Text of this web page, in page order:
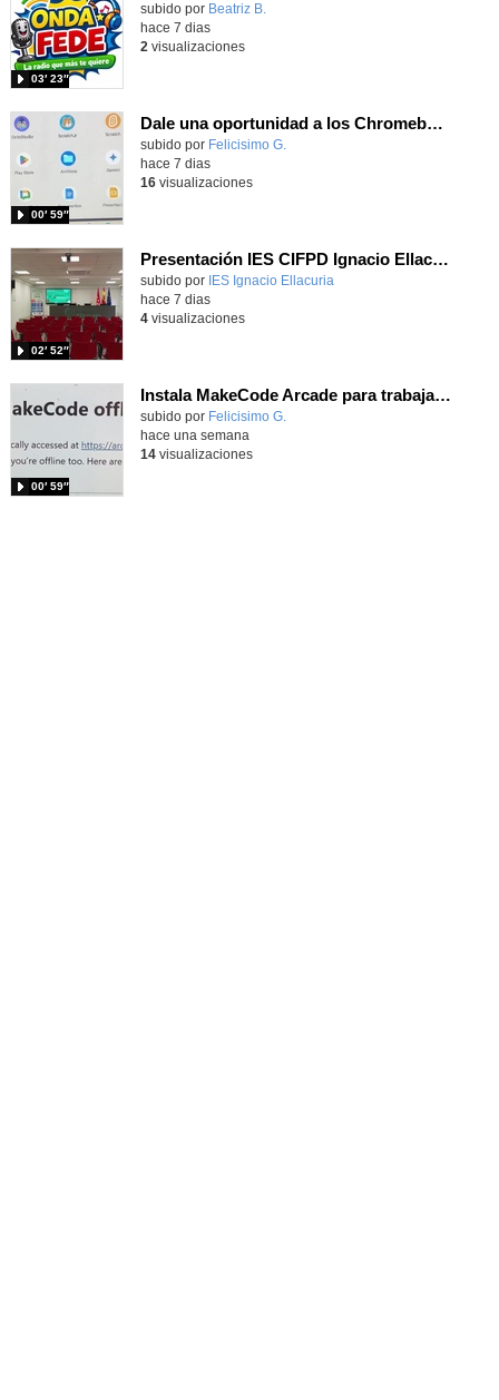
Contenido educativo.
subido por Beatriz B.
03′ 23″
hace 7 dias
2 visualizaciones
Dale una oportunidad a los Chromebooks y utiliza un proyector para realizar talleres si no tienes pantallas táctiles
Contenido educativo.
subido por Felicisimo G.
00′ 59″
hace 7 dias
16visualizaciones
Presentación IES CIFPD Ignacio Ellacuría
Contenido educativo.
subido por IES Ignacio Ellacuria
02′ 52″
hace 7 dias
4visualizaciones
Instala MakeCode Arcade para trabajar offline en tu tablet, ordenador, Chromebook
Contenido educativo.
subido por Felicisimo G.
00′ 59″
hace una semana
14visualizaciones